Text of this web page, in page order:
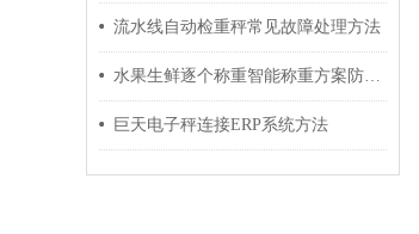
流水线自动检重秤常见故障处理方法
水果生鲜逐个称重智能称重方案防出错
巨天电子秤连接ERP系统方法